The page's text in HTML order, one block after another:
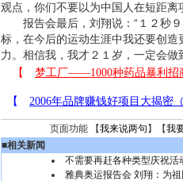
观点，你们不要以为中国人在短距
报告会最后，刘翔说：“１２秒９
标，在今后的运动生涯中我还要创
力。相信我，我才２１岁，一定会做
页面功能 【我来说两句 】【我
■相关新闻
不需要再赶各种类型庆祝活
雅典奥运报告会 刘翔：为